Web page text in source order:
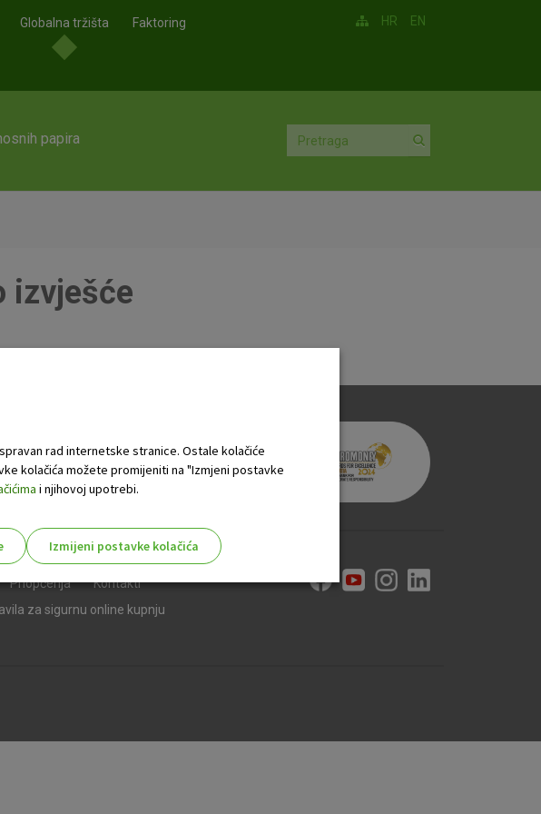
Globalna tržišta Faktoring HR EN
papira
izvješće
Priopćenja
Kontakti
za sigurnu online kupnju
rad internetske stranice. Ostale kolačiće
kolačića možete promijeniti na "Izmjeni postavke
i njihovoj upotrebi.
Izmijeni postavke kolačića